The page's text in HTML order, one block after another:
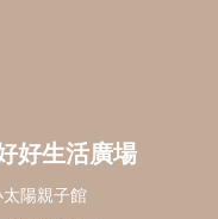
小太陽親子書房